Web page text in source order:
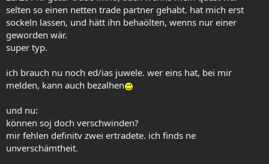
selten so einen netten trade partner gehabt. hat mich erst
sockeln lassen, und hätt ihn behaölten, wenns nur einer
geworden wär.
super typ.
ich brauch nu noch ed/ias juwele. wer eins hat, bei mir
melden, kann auch bezalhen
und nu:
können soj doch verschwinden?
mir fehlen definitv zwei ertradete. ich finds ne
unverschämtheit.